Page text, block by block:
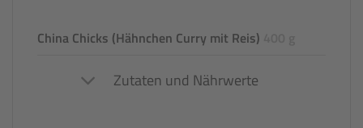
China Chicks (Hähnchen Curry mit Reis)
Zutaten und Nährwerte